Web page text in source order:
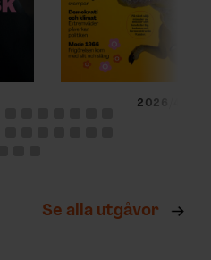
2026/4
Se alla utgåvor